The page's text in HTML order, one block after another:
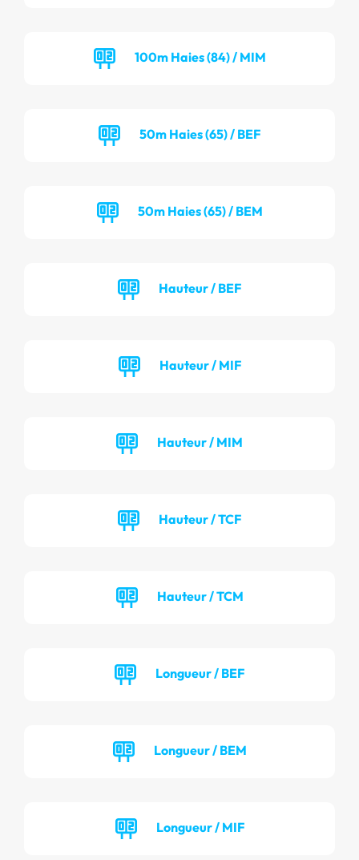
100m Haies (84) / MIM
50m Haies (65) / BEF
50m Haies (65) / BEM
Hauteur / BEF
Hauteur / MIF
Hauteur / MIM
Hauteur / TCF
Hauteur / TCM
Longueur / BEF
Longueur / BEM
Longueur / MIF